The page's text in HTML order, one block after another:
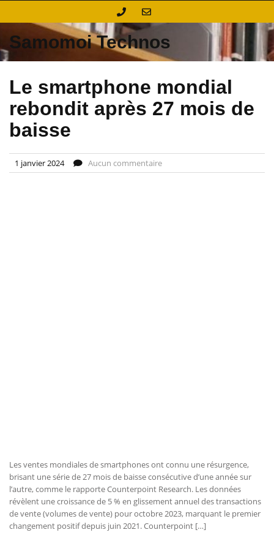
Samomoi Technos
Le smartphone mondial
rebondit après 27 mois de
baisse
1 janvier 2024 Aucun commentaire
Les ventes mondiales de smartphones ont connu une résurgence,
brisant une série de 27 mois de baisse consécutive d’une année sur
l’autre, comme le rapporte Counterpoint Research. Les données
révèlent une croissance de 5 % en glissement annuel des transactions
de vente (volumes de vente) pour octobre 2023, marquant le premier
changement positif depuis juin 2021. Counterpoint […]